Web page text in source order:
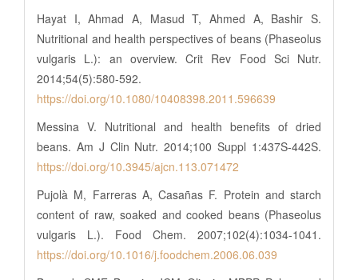
Hayat I, Ahmad A, Masud T, Ahmed A, Bashir S.
Nutritional and health perspectives of beans (Phaseolus
vulgaris L.): an overview. Crit Rev Food Sci Nutr.
2014;54(5):580-592.
https://doi.org/10.1080/10408398.2011.596639
Messina V. Nutritional and health benefits of dried
beans. Am J Clin Nutr. 2014;100 Suppl 1:437S-442S.
https://doi.org/10.3945/ajcn.113.071472
Pujolà M, Farreras A, Casañas F. Protein and starch
content of raw, soaked and cooked beans (Phaseolus
vulgaris L.). Food Chem. 2007;102(4):1034-1041.
https://doi.org/10.1016/j.foodchem.2006.06.039